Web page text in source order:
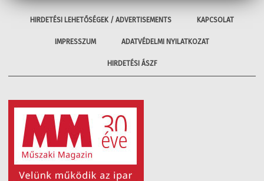
HIRDETÉSI LEHETŐSÉGEK / ADVERTISEMENTS KAPCSOLAT
IMPRESSZUM ADATVÉDELMI NYILATKOZAT
HIRDETÉSI ÁSZF